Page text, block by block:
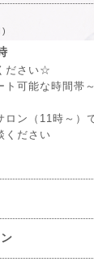
)
ださい☆
可能な時間帯
ロン（11時～）
ください